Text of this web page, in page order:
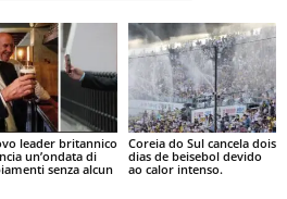
leader britannico
un’ondata di
senza alcun
Coreia do Sul cancela dois
dias de beisebol devido
ao calor intenso.